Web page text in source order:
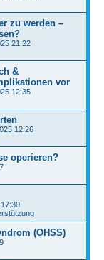
zu werden –
21:22
&
vor
12:35
12:26
operieren?
(OHSS)